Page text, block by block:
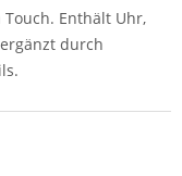
Enthält Uhr,
durch